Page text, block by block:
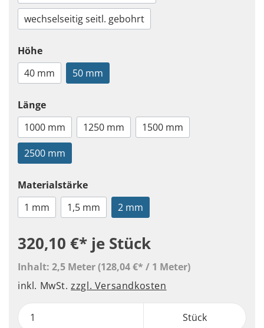
wechselseitig seitl. gebohrt
Höhe
40 mm
50 mm
Länge
1000 mm
1250 mm
1500 mm
2500 mm
Materialstärke
1 mm
1,5 mm 2 mm
320,10 €* je Stück
Inhalt: 2,5 Meter(128,04 €* / 1 Meter)
inkl. MwSt.zzgl. Versandkosten
Stück